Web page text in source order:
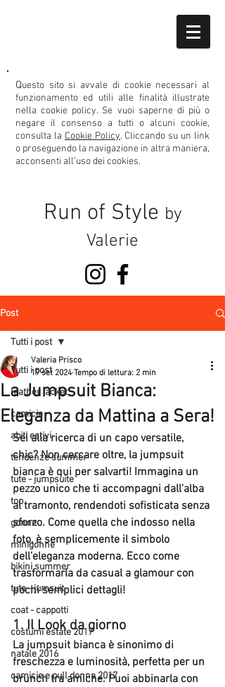
Questo sito si avvale di cookie necessari al
funzionamento ed utili alle finalità illustrate
nella cookie policy. Se vuoi saperne di più o
negare il consenso a tutti o alcuni cookie,
consulta la Cookie Policy. Cliccando su un link
o proseguendo la navigazione in altra maniera,
acconsenti all’uso dei cookies.
Run of Style by
Valerie
Post
Tutti i post
leather jacket
camicie
abiti estivi
tendenze summer
tute - jumpsuite
top
gonne
minigonne
bikini summer
tute - jumsuit
coat - cappotti
costumi estate 2017
natale 2016
camicie e pull donna 2017
Tutti i post
La Jumpsuit Bianca:
Eleganza da Mattina a Sera!
Valeria Prisco
19 set 2024 Tempo di lettura: 2 min
Sei alla ricerca di un capo versatile,
chic? Non cercare oltre, la jumpsuit
bianca è qui per salvarti! Immagina un
pezzo unico che ti accompagni dall’alba
al tramonto, rendendoti sofisticata senza
sforzo. Come quella che indosso nella
foto, è semplicemente il simbolo
dell’eleganza moderna. Ecco come
trasformarla da casual a glamour con
pochi semplici dettagli!
1. Il Look da giorno
La jumpsuit bianca è sinonimo di
freschezza e luminosità, perfetta per un
brunch tra amiche. Puoi abbinarla con